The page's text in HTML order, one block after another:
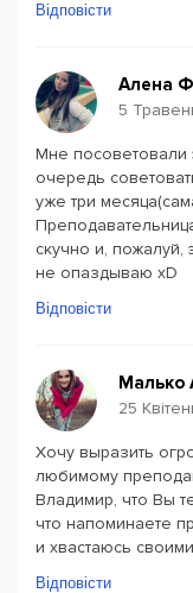
Відповісти
Алена
5
Мне посоветовали
очередь
уже три
скучно и, пожалуй,
не опаздываю xD
Відповісти
Малько
25
Хочу выразить
любимому
Владимир, что Вы
что напоминаете
и хвастаюсь
Відповісти